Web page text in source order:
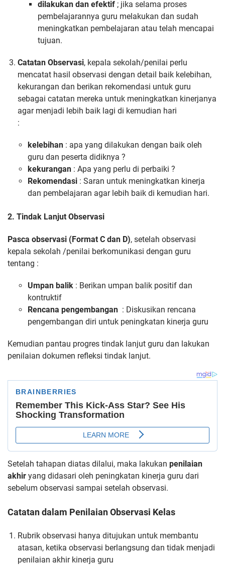
dilakukan dan efektif ; jika selama proses
pembelajarannya guru melakukan dan sudah
meningkatkan pembelajaran atau telah mencapai
tujuan.
Catatan Observasi, kepala sekolah/penilai perlu
mencatat hasil observasi dengan detail baik kelebihan,
kekurangan dan berikan rekomendasi untuk guru
sebagai catatan mereka untuk meningkatkan kinerjanya
agar menjadi lebih baik lagi di kemudian hari
:
kelebihan : apa yang dilakukan dengan baik oleh
guru dan peserta didiknya ?
kekurangan : Apa yang perlu di perbaiki ?
Rekomendasi : Saran untuk meningkatkan kinerja
dan pembelajaran agar lebih baik di kemudian hari.
2. Tindak Lanjut Observasi
Pasca observasi (Format C dan D), setelah observasi
kepala sekolah /penilai berkomunikasi dengan guru
tentang :
Umpan balik : Berikan umpan balik positif dan
kontruktif
Rencana pengembangan : Diskusikan rencana
pengembangan diri untuk peningkatan kinerja guru
Kemudian pantau progres tindak lanjut guru dan lakukan
penilaian dokumen refleksi tindak lanjut.
Setelah tahapan diatas dilalui, maka lakukan penilaian
akhir yang didasari oleh peningkatan kinerja guru dari
sebelum observasi sampai setelah observasi.
Catatan dalam Penilaian Observasi Kelas
Rubrik observasi hanya ditujukan untuk membantu
atasan, ketika observasi berlangsung dan tidak menjadi
penilaian akhir kinerja guru